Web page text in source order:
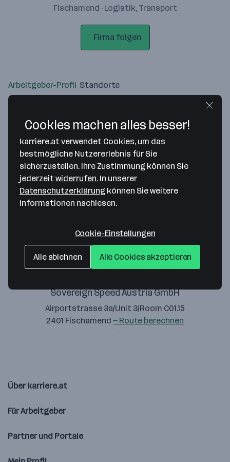
Fischamend · Logistik, Transport
Firma folgen
Arbeitgeber-Profil Standorte
Bitte stimme unseren Cookie-
Richtlinien zu, um diese Karte
anzuzeigen.
Sovereign Speed Austria GmbH
Airportstrasse 3a/Unit 3/Room C01.15
2401 Fischamend — Route berechnen
Über karriere.at
Für Arbeitgeber
Partner und Portale
Cookies machen alles besser!
karriere.at verwendet Cookies, um das
bestmögliche Nutzererlebnis für Sie
sicherzustellen. Ihre Zustimmung können Sie
jederzeitwiderrufen. In unserer
Datenschutzerklärung können Sie weitere
Informationen nachlesen.
Cookie-Einstellungen
Alle ablehnen Alle Cookies akzeptieren